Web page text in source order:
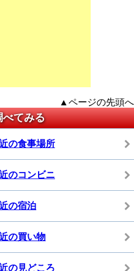
▲ページの先頭へ
べてみる
の食事場所
のコンビニ
の宿泊
の買い物
の見どころ